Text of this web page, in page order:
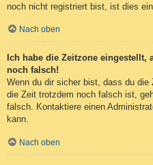
noch nicht registriert bist, ist dies
Nach oben
Ich habe die Zeitzone eingestellt,
noch falsch!
Wenn du dir sicher bist, dass du
die Zeit trotzdem noch falsch ist,
falsch. Kontaktiere einen
kann.
Nach oben